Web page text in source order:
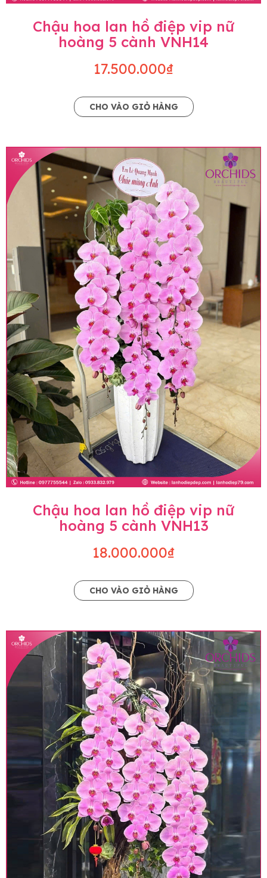
Chậu hoa lan hồ điệp vip nữ
hoàng 5 cành VNH14
17.500.000₫
CHO VÀO GIỎ HÀNG
Chậu hoa lan hồ điệp vip nữ
hoàng 5 cành VNH13
18.000.000₫
CHO VÀO GIỎ HÀNG